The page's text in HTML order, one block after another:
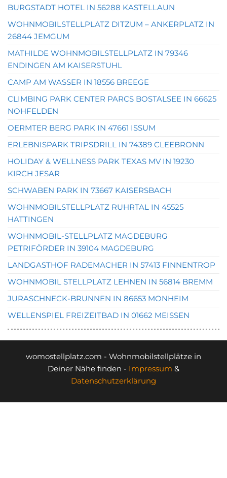
BURGSTADT HOTEL IN 56288 KASTELLAUN
WOHNMOBILSTELLPLATZ DITZUM – ANKERPLATZ IN
26844 JEMGUM
MATHILDE WOHNMOBILSTELLPLATZ IN 79346
ENDINGEN AM KAISERSTUHL
CAMP AM WASSER IN 18556 BREEGE
CLIMBING PARK CENTER PARCS BOSTALSEE IN 66625
NOHFELDEN
OERMTER BERG PARK IN 47661 ISSUM
ERLEBNISPARK TRIPSDRILL IN 74389 CLEEBRONN
HOLIDAY & WELLNESS PARK TEXAS MV IN 19230
KIRCH JESAR
SCHWABEN PARK IN 73667 KAISERSBACH
WOHNMOBILSTELLPLATZ RUHRTAL IN 45525
HATTINGEN
WOHNMOBIL-STELLPLATZ MAGDEBURG
PETRIFÖRDER IN 39104 MAGDEBURG
LANDGASTHOF RADEMACHER IN 57413 FINNENTROP
WOHNMOBIL STELLPLATZ LEHNEN IN 56814 BREMM
JURASCHNECK-BRUNNEN IN 86653 MONHEIM
WELLENSPIEL FREIZEITBAD IN 01662 MEISSEN
womostellplatz.com - Wohnmobilstellplätze in
Deiner Nähe finden - Impressum &
Datenschutzerklärung